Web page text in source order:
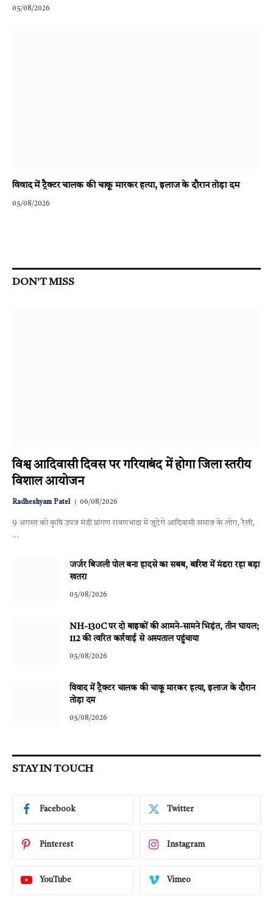
05/08/2026
विवाद में ट्रैक्टर चालक की चाकू मारकर हत्या, इलाज के दौरान तोड़ा दम
05/08/2026
DON'T MISS
विश्व आदिवासी दिवस पर गरियाबंद में होगा जिला स्तरीय
विशाल आयोजन
Radheshyam Patel 06/08/2026
9 अगस्त को कृषि उपज मंडी प्रांगण रावणभाठा में जुटेंगे आदिवासी समाज के लोग, रैली,
…
जर्जर बिजली पोल बना हादसे का सबब, बारिश में मंडरा रहा बड़ा
खतरा
05/08/2026
NH-130C पर दो बाइकों की आमने-सामने भिड़ंत, तीन घायल;
112 की त्वरित कार्रवाई से अस्पताल पहुंचाया
05/08/2026
विवाद में ट्रैक्टर चालक की चाकू मारकर हत्या, इलाज के दौरान
तोड़ा दम
05/08/2026
STAY IN TOUCH
Facebook Twitter
Pinterest Instagram
YouTube Vimeo